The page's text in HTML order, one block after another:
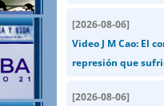
[2026-08-06]
Video J M Cao: El
represión que
[2026-08-06]